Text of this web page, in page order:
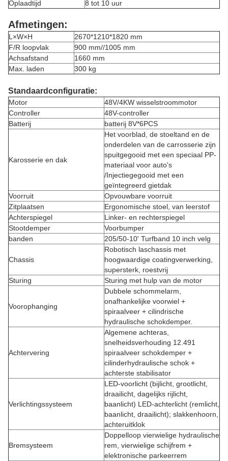
Oplaadtijd 8 tot 10 uur
Afmetingen:
L×W×H
2670*1210*1820 mm
F/R loopvlak
900 mm//1005 mm
Achsafstand
1660 mm
Max. laden
300 kg
Standaardconfiguratie:
Motor
48V/4KW wisselstroommotor
Controller
48V-controller
Batterij
batterij 8V*6PCS
Karosserie en dak
Het voorblad, de stoeltand en de
onderdelen van de carrosserie zijn
spuitgegooid met een speciaal PP-
materiaal voor auto's
/Injectiegegooid met een
geïntegreerd gietdak
Voorruit
Opvouwbare voorruit
Zitplaatsen
Ergonomische stoel, van leerstof
Achterspiegel
Linker- en rechterspiegel
Stootdemper
Voorbumper
banden
205/50-10' Turfband 10 inch velg
Chassis
Robotisch laschassis met
hoogwaardige coatingverwerking,
supersterk, roestvrij
Sturing
Sturing met hulp van de motor
Voorophanging
Dubbele schommelarm,
onafhankelijke voorwiel +
spiraalveer + cilindrische
hydraulische schokdemper.
Achtervering
Algemene achteras,
snelheidsverhouding 12.491
spiraalveer schokdemper +
cilinderhydraulische schok +
achterste stabilisator
Verlichtingssysteem
LED-voorlicht (bijlicht, grootlicht,
draailicht, dagelijks rijlicht,
baanlicht) LED-achterlicht (remlicht,
baanlicht, draailicht); slakkenhoorn,
achteruitklok
Bremsysteem
Doppelloop vierwielige hydraulische
rem, vierwielige schijfrem +
elektronische parkeerrem